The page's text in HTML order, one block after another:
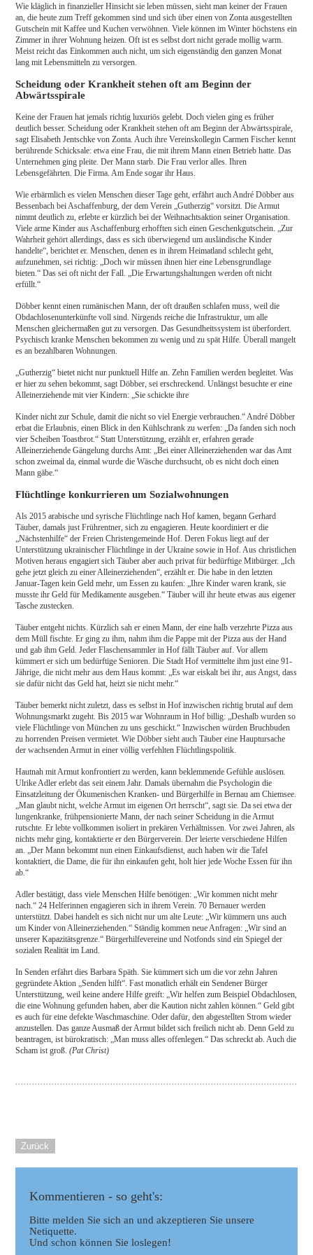
Wie kläglich in finanzieller Hinsicht sie leben müssen, sieht man keiner der Frauen
an, die heute zum Treff gekommen sind und sich über einen von Zonta ausgestellten
Gutschein mit Kaffee und Kuchen verwöhnen. Viele können im Winter höchstens ein
Zimmer in ihrer Wohnung heizen. Oft ist es selbst dort nicht gerade mollig warm.
Meist reicht das Einkommen auch nicht, um sich eigenständig den ganzen Monat
lang mit Lebensmitteln zu versorgen.
Scheidung oder Krankheit stehen oft am Beginn der
Abwärtsspirale
Keine der Frauen hat jemals richtig luxuriös gelebt. Doch vielen ging es früher
deutlich besser. Scheidung oder Krankheit stehen oft am Beginn der Abwärtsspirale,
sagt Elisabeth Jentschke von Zonta. Auch ihre Vereinskollegin Carmen Fischer kennt
berührende Schicksale: etwa eine Frau, die mit ihrem Mann einen Betrieb hatte. Das
Unternehmen ging pleite. Der Mann starb. Die Frau verlor alles. Ihren
Lebensgefährten. Die Firma. Am Ende sogar ihr Haus.
Wie erbärmlich es vielen Menschen dieser Tage geht, erfährt auch André Döbber aus
Bessenbach bei Aschaffenburg, der dem Verein „Gutherzig“ vorsitzt. Die Armut
nimmt deutlich zu, erlebte er kürzlich bei der Weihnachtsaktion seiner Organisation.
Viele arme Kinder aus Aschaffenburg erhofften sich einen Geschenkgutschein. „Zur
Wahrheit gehört allerdings, dass es sich überwiegend um ausländische Kinder
handelte“, berichtet er. Menschen, denen es in ihrem Heimatland schlecht geht,
aufzunehmen, sei richtig: „Doch wir müssen ihnen hier eine Lebensgrundlage
bieten.“ Das sei oft nicht der Fall. „Die Erwartungshaltungen werden oft nicht
erfüllt.“
Döbber kennt einen rumänischen Mann, der oft draußen schlafen muss, weil die
Obdachlosenunterkünfte voll sind. Nirgends reiche die Infrastruktur, um alle
Menschen gleichermaßen gut zu versorgen. Das Gesundheitssystem ist überfordert.
Psychisch kranke Menschen bekommen zu wenig und zu spät Hilfe. Überall mangelt
es an bezahlbaren Wohnungen.
„Gutherzig“ bietet nicht nur punktuell Hilfe an. Zehn Familien werden begleitet. Was
er hier zu sehen bekommt, sagt Döbber, sei erschreckend. Unlängst besuchte er eine
Alleinerziehende mit vier Kindern: „Sie schickte ihre
Kinder nicht zur Schule, damit die nicht so viel Energie verbrauchen.“ André Döbber
erbat die Erlaubnis, einen Blick in den Kühlschrank zu werfen: „Da fanden sich noch
vier Scheiben Toastbrot.“ Statt Unterstützung, erzählt er, erfahren gerade
Alleinerziehende Gängelung durchs Amt: „Bei einer Alleinerziehenden war das Amt
schon zweimal da, einmal wurde die Wäsche durchsucht, ob es nicht doch einen
Mann gäbe.“
Flüchtlinge konkurrieren um Sozialwohnungen
Als 2015 arabische und syrische Flüchtlinge nach Hof kamen, begann Gerhard
Täuber, damals just Frührentner, sich zu engagieren. Heute koordiniert er die
„Nächstenhilfe“ der Freien Christengemeinde Hof. Deren Fokus liegt auf der
Unterstützung ukrainischer Flüchtlinge in der Ukraine sowie in Hof. Aus christlichen
Motiven heraus engagiert sich Täuber aber auch privat für bedürftige Mitbürger. „Ich
gehe jetzt gleich zu einer Alleinerziehenden“, erzählt er. Die habe in den letzten
Januar-Tagen kein Geld mehr, um Essen zu kaufen: „Ihre Kinder waren krank, sie
musste ihr Geld für Medikamente ausgeben.“ Täuber will ihr heute etwas aus eigener
Tasche zustecken.
Täuber entgeht nichts. Kürzlich sah er einen Mann, der eine halb verzehrte Pizza aus
dem Müll fischte. Er ging zu ihm, nahm ihm die Pappe mit der Pizza aus der Hand
und gab ihm Geld. Jeder Flaschensammler in Hof fällt Täuber auf. Vor allem
kümmert er sich um bedürftige Senioren. Die Stadt Hof vermittelte ihm just eine 91-
Jährige, die nicht mehr aus dem Haus kommt: „Es war eiskalt bei ihr, aus Angst, dass
sie dafür nicht das Geld hat, heizt sie nicht mehr.“
Täuber bemerkt nicht zuletzt, dass es selbst in Hof inzwischen richtig brutal auf dem
Wohnungsmarkt zugeht. Bis 2015 war Wohnraum in Hof billig: „Deshalb wurden so
viele Flüchtlinge von München zu uns geschickt.“ Inzwischen würden Bruchbuden
zu horrenden Preisen vermietet. Wie Döbber sieht auch Täuber eine Hauptursache
der wachsenden Armut in einer völlig verfehlten Flüchtlingspolitik.
Hautnah mit Armut konfrontiert zu werden, kann beklemmende Gefühle auslösen.
Ulrike Adler erlebt das seit einem Jahr. Damals übernahm die Psychologin die
Einsatzleitung der Ökumenischen Kranken- und Bürgerhilfe in Bernau am Chiemsee.
„Man glaubt nicht, welche Armut im eigenen Ort herrscht“, sagt sie. Da sei etwa der
lungenkranke, frühpensionierte Mann, der nach seiner Scheidung in die Armut
rutschte. Er lebte vollkommen isoliert in prekären Verhältnissen. Vor zwei Jahren, als
nichts mehr ging, kontaktierte er den Bürgerverein. Der leierte verschiedene Hilfen
an. „Der Mann bekommt nun einen Einkaufsdienst, auch haben wir die Tafel
kontaktiert, die Dame, die für ihn einkaufen geht, holt hier jede Woche Essen für ihn
ab.“
Adler bestätigt, dass viele Menschen Hilfe benötigen: „Wir kommen nicht mehr
nach.“ 24 Helferinnen engagieren sich in ihrem Verein. 70 Bernauer werden
unterstützt. Dabei handelt es sich nicht nur um alte Leute: „Wir kümmern uns auch
um Kinder von Alleinerziehenden.“ Ständig kommen neue Anfragen: „Wir sind an
unserer Kapazitätsgrenze.“ Bürgerhilfevereine und Notfonds sind ein Spiegel der
sozialen Realität im Land.
In Senden erfährt dies Barbara Späth. Sie kümmert sich um die vor zehn Jahren
gegründete Aktion „Senden hilft“. Fast monatlich erhält ein Sendener Bürger
Unterstützung, weil keine andere Hilfe greift: „Wir helfen zum Beispiel Obdachlosen,
die eine Wohnung gefunden haben, aber die Kaution nicht zahlen können.“ Geld gibt
es auch für eine defekte Waschmaschine. Oder dafür, den abgestellten Strom wieder
anzustellen. Das ganze Ausmaß der Armut bildet sich freilich nicht ab. Denn Geld zu
beantragen, ist bürokratisch: „Man muss alles offenlegen.“ Das schreckt ab. Auch die
Scham ist groß.(Pat Christ)
Zurück
Kommentieren - so geht's:
Bitte melden Sie sich an und akzeptieren Sie unsere
Netiquette.
Und schon können Sie loslegen!